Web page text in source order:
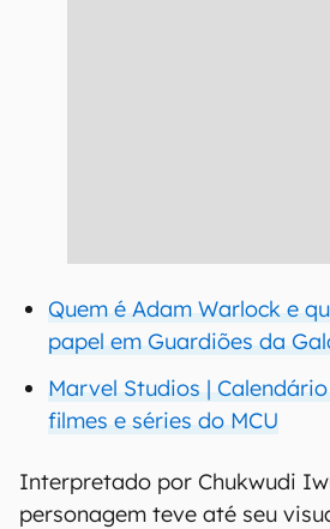
Quem é Adam Warlock e
papel em Guardiões da
Marvel Studios |
filmes e séries do MCU
Interpretado por Chukwudi
personagem teve até seu